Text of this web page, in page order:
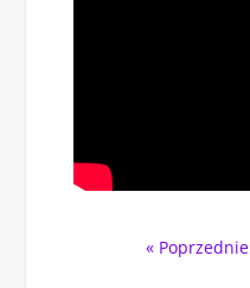
« Poprzednie